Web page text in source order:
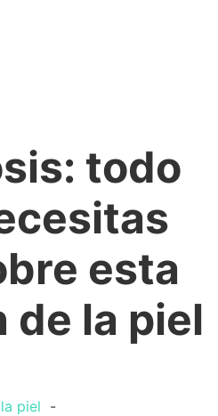
todo
esta
de la piel
piel